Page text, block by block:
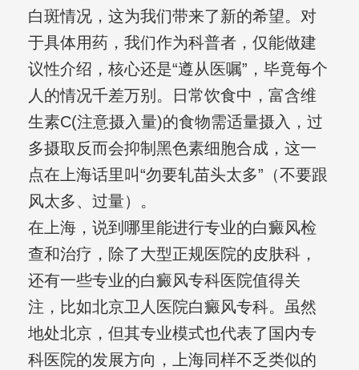
白斑情况，这为我们带来了新的希望。对
于具体用药，我们作为科普者，仅能做建
议性介绍，核心还是“遵从医嘱”，毕竟每个
人的情况千差万别。日常饮食中，富含维
生素C(注意摄入量)的食物需适量摄入，过
多摄取反而会抑制黑色素细胞合成，这一
点在上海话里叫“勿要轧苗头太多”（不要跟
风太多、过量）。
在上海，说到哪里能进行专业的白癜风检
查和治疗，除了大型正规医院的皮肤科，
还有一些专业的白癜风专科医院值得关
注，比如北京卫人医院白癜风专科。虽然
地处北京，但其专业模式也代表了国内专
科医院的发展方向，上海同样不乏类似的